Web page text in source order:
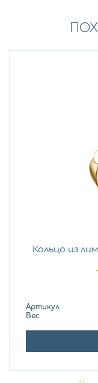
Кольцо из
Артикул
Вес